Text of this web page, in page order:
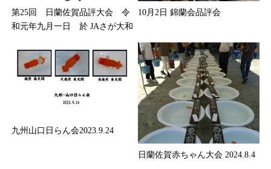
第25回 日蘭佐賀品評大会 令
和元年九月一日 於 JAさが大...
10月2日 錦蘭会品評会
九州山口日らん会2023.9.24
日蘭佐賀赤ちゃん大会 2024.8.4